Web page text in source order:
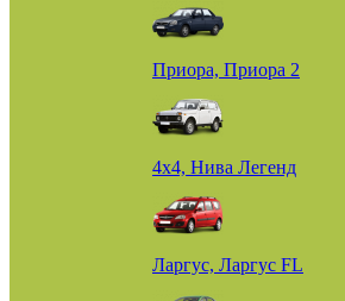
Приора, Приора 2
4х4, Нива Легенд
Ларгус, Ларгус FL